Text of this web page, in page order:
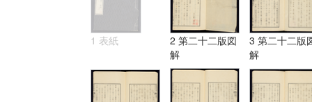
1 表紙
2 第二十二版図
解
3 第二十二版
解